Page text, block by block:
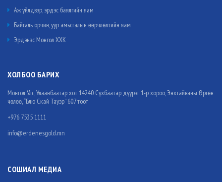
Аж үйлдвэр, эрдэс баялгийн яам
Байгаль орчин, уур амьсгалын өөрчлөлтийн яам
Эрдэнэс Монгол ХХК
ХОЛБОО БАРИХ
Монгол Улс, Улаанбаатар хот 14240 Сүхбаатар дүүрэг 1-р хороо, Энхтайваны Өргөн
чөлөө, “Блю Скай Тауэр” 607 тоот
+976 7535 1111
info@erdenesgold.mn
СОШИАЛ МЕДИА